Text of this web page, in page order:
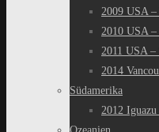
2009 USA
2010 USA –
2011 USA –
2014
Südamerika
2012